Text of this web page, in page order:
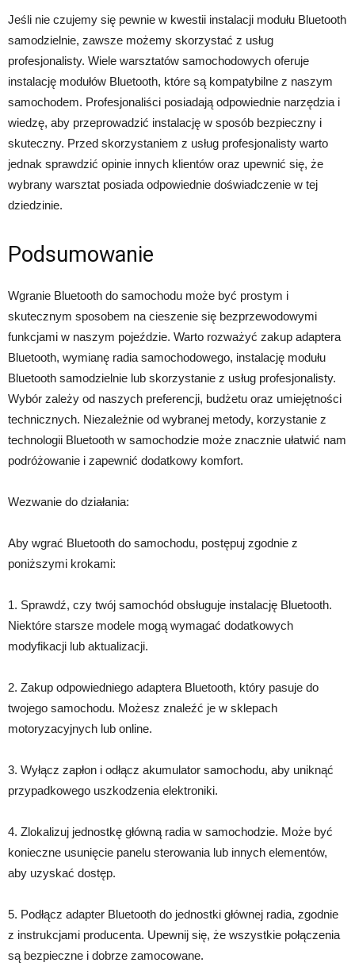
Jeśli nie czujemy się pewnie w kwestii instalacji modułu Bluetooth
samodzielnie, zawsze możemy skorzystać z usług
profesjonalisty. Wiele warsztatów samochodowych oferuje
instalację modułów Bluetooth, które są kompatybilne z naszym
samochodem. Profesjonaliści posiadają odpowiednie narzędzia i
wiedzę, aby przeprowadzić instalację w sposób bezpieczny i
skuteczny. Przed skorzystaniem z usług profesjonalisty warto
jednak sprawdzić opinie innych klientów oraz upewnić się, że
wybrany warsztat posiada odpowiednie doświadczenie w tej
dziedzinie.
Podsumowanie
Wgranie Bluetooth do samochodu może być prostym i
skutecznym sposobem na cieszenie się bezprzewodowymi
funkcjami w naszym pojeździe. Warto rozważyć zakup adaptera
Bluetooth, wymianę radia samochodowego, instalację modułu
Bluetooth samodzielnie lub skorzystanie z usług profesjonalisty.
Wybór zależy od naszych preferencji, budżetu oraz umiejętności
technicznych. Niezależnie od wybranej metody, korzystanie z
technologii Bluetooth w samochodzie może znacznie ułatwić nam
podróżowanie i zapewnić dodatkowy komfort.
Wezwanie do działania:
Aby wgrać Bluetooth do samochodu, postępuj zgodnie z
poniższymi krokami:
1. Sprawdź, czy twój samochód obsługuje instalację Bluetooth.
Niektóre starsze modele mogą wymagać dodatkowych
modyfikacji lub aktualizacji.
2. Zakup odpowiedniego adaptera Bluetooth, który pasuje do
twojego samochodu. Możesz znaleźć je w sklepach
motoryzacyjnych lub online.
3. Wyłącz zapłon i odłącz akumulator samochodu, aby uniknąć
przypadkowego uszkodzenia elektroniki.
4. Zlokalizuj jednostkę główną radia w samochodzie. Może być
konieczne usunięcie panelu sterowania lub innych elementów,
aby uzyskać dostęp.
5. Podłącz adapter Bluetooth do jednostki głównej radia, zgodnie
z instrukcjami producenta. Upewnij się, że wszystkie połączenia
są bezpieczne i dobrze zamocowane.